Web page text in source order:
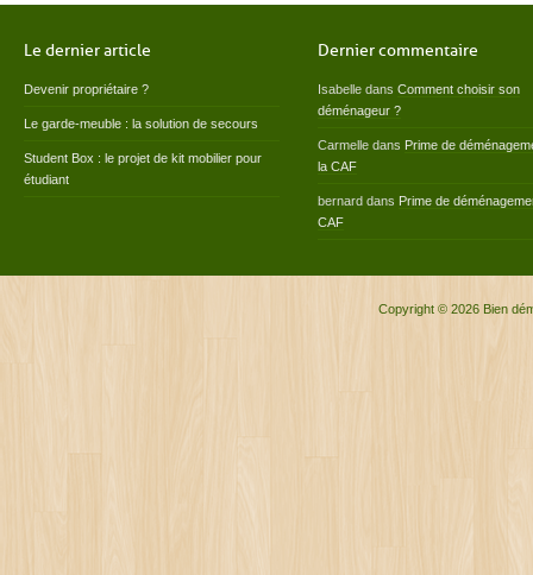
Le dernier article
Devenir propriétaire ?
Le garde-meuble : la solution de secours
Student Box : le projet de kit mobilier pour
étudiant
Dernier commentaire
Isabelle dans Comment choisir son
déménageur ?
Carmelle dans Prime de
la CAF
bernard dans Prime de
CAF
Copyright © 2026 Bien